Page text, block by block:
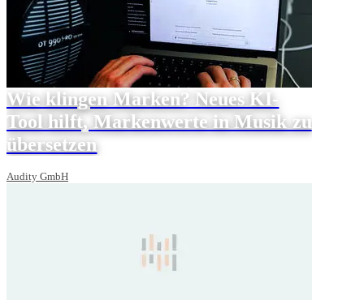
Wie klingen Marken? Neues KI-
Tool hilft, Markenwerte in Musik zu
übersetzen
Audity GmbH